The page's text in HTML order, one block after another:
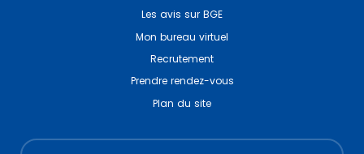
Les avis sur BGE
Mon bureau virtuel
Recrutement
Prendre rendez-vous
Plan du site